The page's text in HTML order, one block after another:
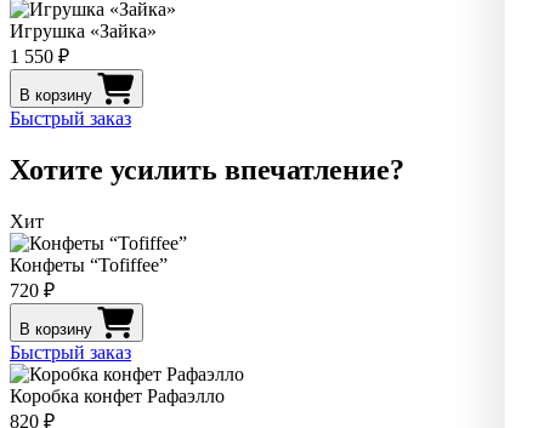
Игрушка «Зайка»
1 550 ₽
В корзину
Быстрый заказ
Хотите усилить впечатление?
Хит
Конфеты “Tofiffee”
720 ₽
В корзину
Быстрый заказ
Коробка конфет Рафаэлло
820 ₽